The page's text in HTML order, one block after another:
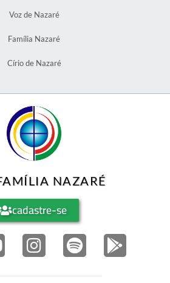
Voz de Nazaré
Família Nazaré
Círio de Nazaré
NAZARÉ
cadastre-se